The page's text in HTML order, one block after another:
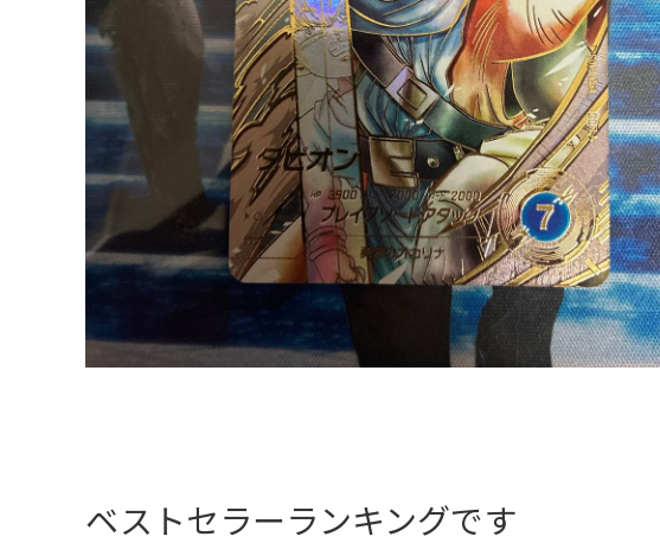
ベストセラーランキングです